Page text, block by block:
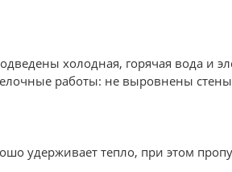
холодная, горячая вода и
работы: не выровнены
удерживает тепло, при этом